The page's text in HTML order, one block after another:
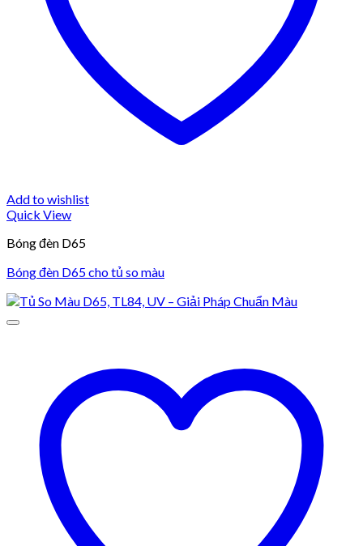
Add to wishlist
Quick View
Bóng đèn D65
Bóng đèn D65 cho tủ so màu